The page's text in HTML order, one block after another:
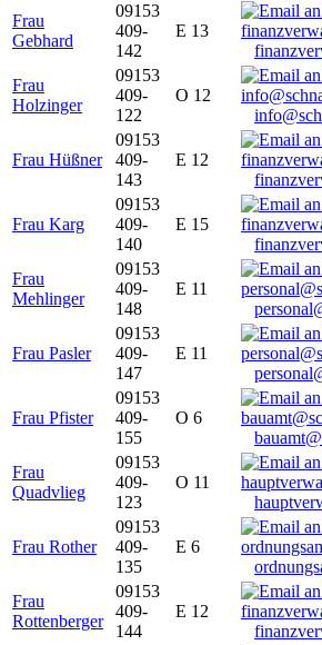
Frau
Gebhard
09153
409-
142
E 13
Frau
Holzinger
09153
409-
122
O 12
Frau Hüßner
09153
409-
143
E 12
Frau Karg
09153
409-
140
E 15
Frau
Mehlinger
09153
409-
148
E 11
Frau Pasler
09153
409-
147
E 11
Frau Pfister
09153
409-
155
O 6
Frau
Quadvlieg
09153
409-
123
O 11
Frau Rother
09153
409-
135
E 6
Frau
Rottenberger
09153
409-
144
E 12